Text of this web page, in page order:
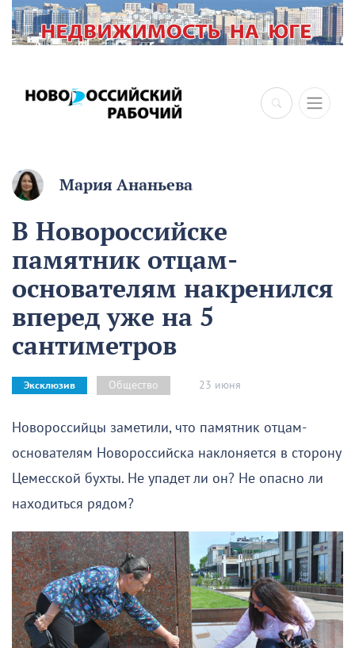
×
Мария Ананьева
В Новороссийске
памятник отцам-
основателям накренился
вперед уже на 5
сантиметров
Эксклюзив Общество 23 июня
Новороссийцы заметили, что памятник отцам-
основателям Новороссийска наклоняется в сторону
Цемесской бухты. Не упадет ли он? Не опасно ли
находиться рядом?